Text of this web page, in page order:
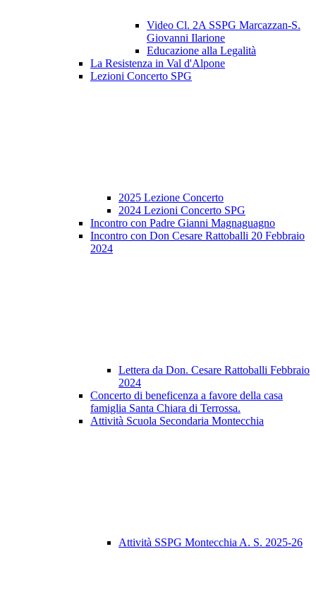
Video Cl. 2A SSPG Marcazzan-S.
Giovanni Ilarione
Educazione alla Legalità
La Resistenza in Val d'Alpone
Lezioni Concerto SPG
2025 Lezione Concerto
2024 Lezioni Concerto SPG
Incontro con Padre Gianni Magnaguagno
Incontro con Don Cesare Rattoballi 20 Febbraio
2024
Lettera da Don. Cesare Rattoballi Febbraio
2024
Concerto di beneficenza a favore della casa
famiglia Santa Chiara di Terrossa.
Attività Scuola Secondaria Montecchia
Attività SSPG Montecchia A. S. 2025-26